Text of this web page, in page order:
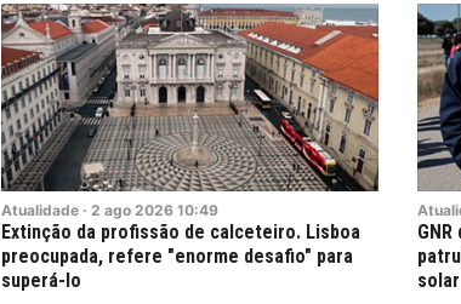
Atualidade · 2 ago 2026 10:49
Extinção da profissão de calceteiro. Lisboa
preocupada, refere "enorme desafio" para
superá-lo
solar